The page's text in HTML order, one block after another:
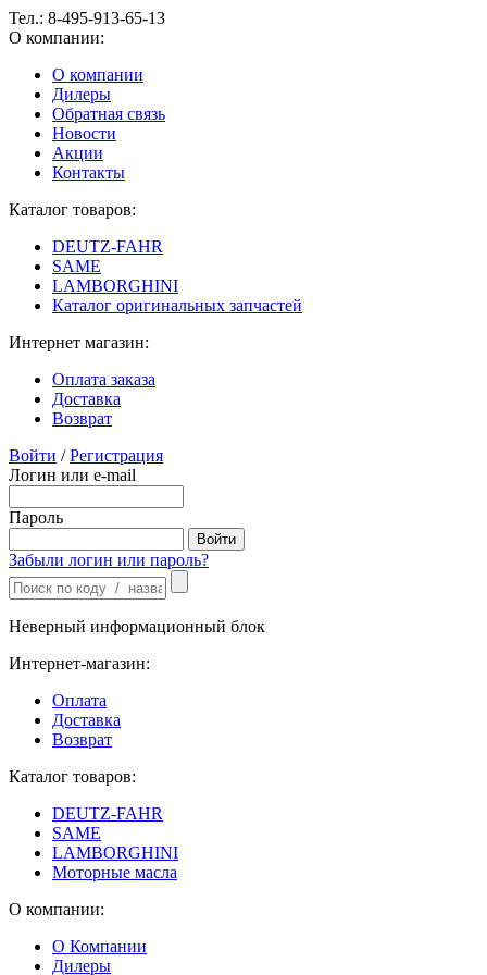
Тел.: 8-495-913-65-13
О компании:
О компании
Дилеры
Обратная связь
Новости
Акции
Контакты
Каталог товаров:
DEUTZ-FAHR
SAME
LAMBORGHINI
Каталог оригинальных запчастей
Интернет магазин:
Оплата заказа
Доставка
Возврат
Войти / Регистрация
Логин или e-mail
Пароль
Забыли логин или пароль?
Неверный информационный блок
Интернет-магазин:
Оплата
Доставка
Возврат
Каталог товаров:
DEUTZ-FAHR
SAME
LAMBORGHINI
Моторные масла
О компании:
О Компании
Дилеры